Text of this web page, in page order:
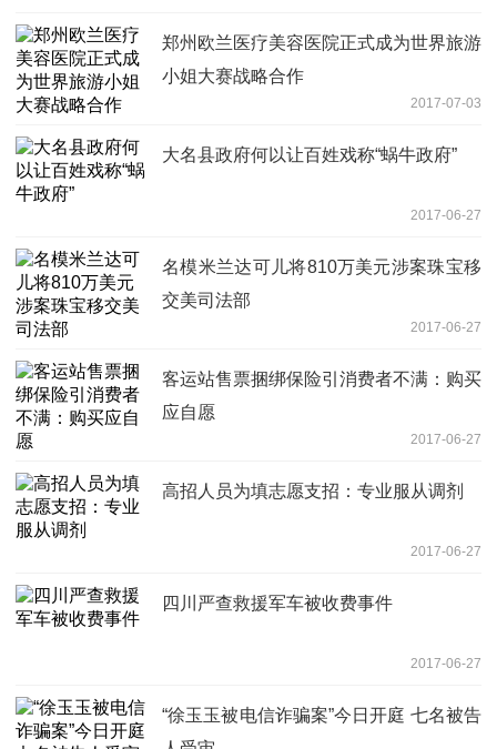
郑州欧兰医疗美容医院正式成为世界旅游
小姐大赛战略合作
2017-07-03
大名县政府何以让百姓戏称“蜗牛政府”
2017-06-27
名模米兰达可儿将810万美元涉案珠宝移
交美司法部
2017-06-27
客运站售票捆绑保险引消费者不满：购买
应自愿
2017-06-27
高招人员为填志愿支招：专业服从调剂
2017-06-27
四川严查救援军车被收费事件
2017-06-27
“徐玉玉被电信诈骗案”今日开庭 七名被告